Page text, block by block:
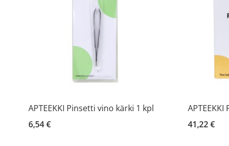
APTEEKKI Pinsetti vino kärki 1 kpl
6,54 €
41,22 €